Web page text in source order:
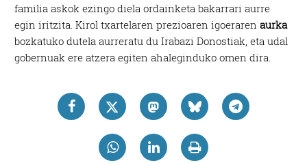
familia askok ezingo diela ordainketa bakarrari aurre
egin iritzita. Kirol txartelaren prezioaren igoerarenaurka
bozkatuko dutela aurreratu du Irabazi Donostiak, eta udal
gobernuak ere atzera egiten ahaleginduko omen dira.